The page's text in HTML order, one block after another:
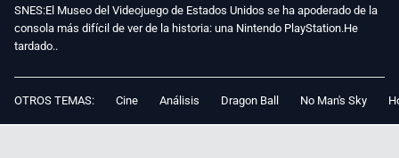
SNES:El Museo del Videojuego de Estados Unidos se ha apoderado de la
consola más difícil de ver de la historia: una Nintendo PlayStation.He
tardado..
OTROS TEMAS: Cine Análisis Dragon Ball No Man's Sky